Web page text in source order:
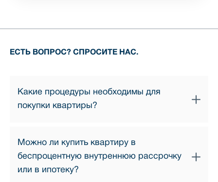
ЕСТЬ ВОПРОС? СПРОСИТЕ НАС.
Какие процедуры необходимы для
покупки квартиры?
простых этапов:
1. Выбор квартиры — наши профессиональные
менеджеры по продажам помогут подобрать
Можно ли купить квартиру в
беспроцентную внутреннюю рассрочку
или в ипотеку?